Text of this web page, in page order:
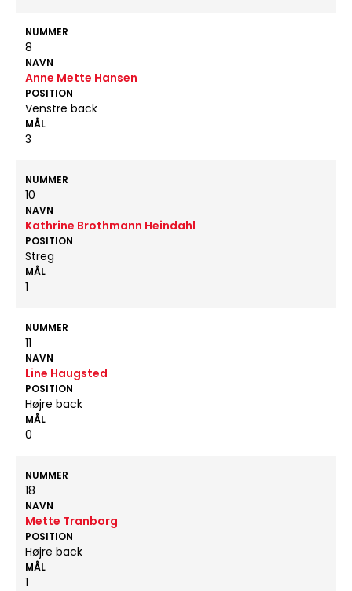
NUMMER
8
NAVN
Anne Mette Hansen
POSITION
Venstre back
MÅL
3
NUMMER
10
NAVN
Kathrine Brothmann Heindahl
POSITION
Streg
MÅL
1
NUMMER
11
NAVN
Line Haugsted
POSITION
Højre back
MÅL
0
NUMMER
18
NAVN
Mette Tranborg
POSITION
Højre back
MÅL
1